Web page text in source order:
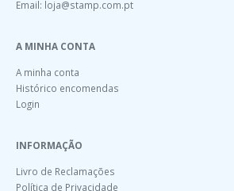
Email: loja@stamp.com.pt
A MINHA CONTA
A minha conta
Histórico encomendas
Login
INFORMAÇÃO
Livro de Reclamações
Política de Privacidade